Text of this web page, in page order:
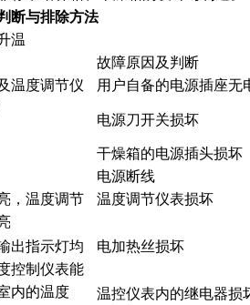
断与排除方法
温
故障原因及判断
温度调节仪
用户自备的电源插座无
电源刀开关损坏
干燥箱的电源插头损坏
电源断线
，温度调节
温度调节仪表损坏
出指示灯均
控制仪表能
内的温度
电加热丝损坏
温控仪表内的继电器损